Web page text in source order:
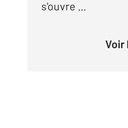
s'ouvre ...